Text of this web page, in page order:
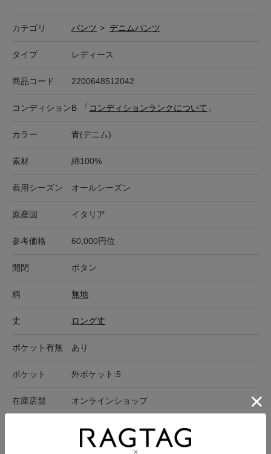
カテゴリ パンツ > デニムパンツ
タイプ レディース
商品コード 2200648512042
コンディションB 「 コンディションランクについて 」
カラー 青(デニム)
素材 綿100%
着用シーズン オールシーズン
原産国 イタリア
参考価格 60,000円位
開閉 ボタン
柄 無地
丈 ロング丈
ポケット有無 あり
ポケット 外ポケット:5
在庫店舗 オンラインショップ
ウエスト 裾周り ヒップ わたり